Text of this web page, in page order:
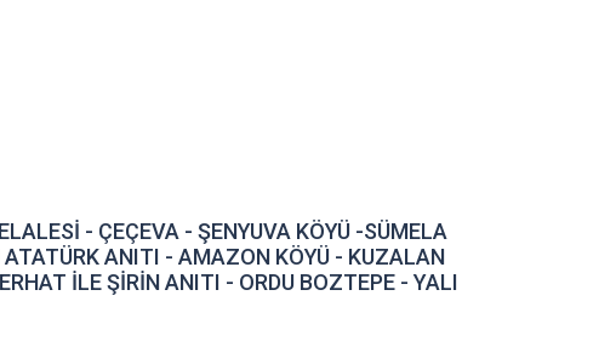
- ÇEÇEVA - ŞENYUVA KÖYÜ -SÜMELA
ANITI - AMAZON KÖYÜ - KUZALAN
İLE ŞİRİN ANITI - ORDU BOZTEPE - YALI